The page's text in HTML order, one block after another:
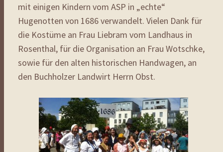
mit einigen Kindern vom ASP in „echte“
Hugenotten von 1686 verwandelt. Vielen Dank für
die Kostüme an Frau Liebram vom Landhaus in
Rosenthal, für die Organisation an Frau Wotschke,
sowie für den alten historischen Handwagen, an
den Buchholzer Landwirt Herrn Obst.